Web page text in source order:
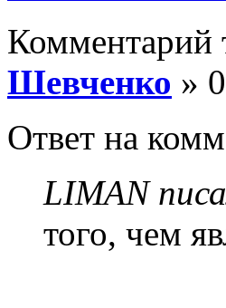
Комментарий
Шевченко »
Ответ на
LIMAN
того, чем